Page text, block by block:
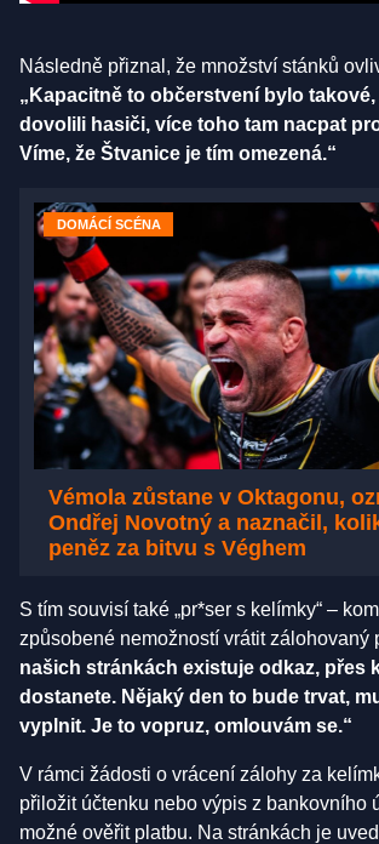
Následně přiznal, že množství stánků
„Kapacitně to občerstvení bylo takové,
dovolili hasiči, více toho tam nacpat
Víme, že Štvanice je tím omezená.“
DOMÁCÍ SCÉNA
Vémola zůstane v Oktagonu,
Ondřej Novotný a naznačil,
peněz za bitvu s Véghem
S tím souvisí také „pr*ser s kelímky“ –
způsobené nemožností vrátit zálohovaný
našich stránkách existuje odkaz, přes
dostanete. Nějaký den to bude trvat,
vyplnit. Je to vopruz, omlouvám se.“
V rámci žádosti o vrácení zálohy za
přiložit účtenku nebo výpis z bankovního
možné ověřit platbu. Na stránkách je